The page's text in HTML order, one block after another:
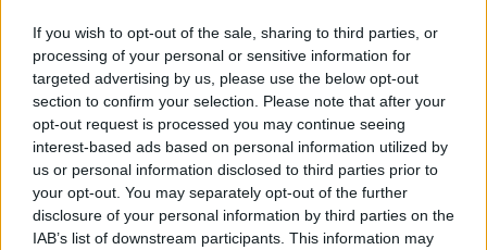
If you wish to opt-out of the sale, sharing to third parties, or
processing of your personal or sensitive information for
targeted advertising by us, please use the below opt-out
section to confirm your selection. Please note that after your
opt-out request is processed you may continue seeing
interest-based ads based on personal information utilized by
us or personal information disclosed to third parties prior to
your opt-out. You may separately opt-out of the further
disclosure of your personal information by third parties on the
IAB’s list of downstream participants. This information may
magaslati oxigénterápiás szobákat, illetve ellenáramoltató
evezős medencét alakítottak ki. A létesítmény összehangolt,
magas színvonalú tervezési és kivitelezési munka eredménye.
Középület / sport és szabadidős építmény
kategóriában
MET Aréna, Székesfehérvár